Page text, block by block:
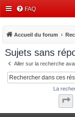
FAQ
Accueil du forum
Sujets sans
Aller sur la recherche
La